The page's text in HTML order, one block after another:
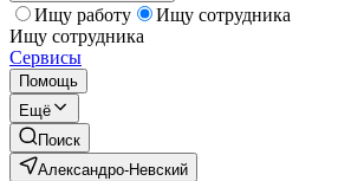
Ищу работу
Ищу сотрудника
Ищу сотрудника
Сервисы
Помощь
Ещё
Поиск
Александро-Невский